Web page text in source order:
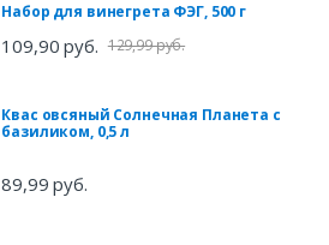
Набор для винегрета ФЭГ, 500 г
109,90 руб. 129,99 руб.
Квас овсяный Солнечная Планета с
базиликом, 0,5 л
89,99 руб.